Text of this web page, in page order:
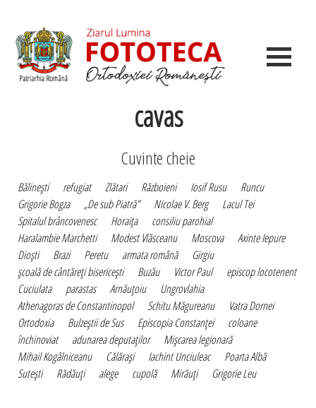
cavas
Cuvinte cheie
Bălineşti refugiat Zlătari Războieni Iosif Rusu
Runcu
Grigorie Bogza
„De sub Piatră” Nicolae V. Berg
Lacul Tei
Spitalul brâncovenesc
Horaiţa
consiliu parohial
Haralambie Marchetti
Modest Vlăsceanu Moscova
Axinte Iepure
Dioşti
Brazi Peretu armata română
Girgiu
şcoală de cântăreţi bisericeşti
Buzău Victor Paul
episcop locotenent
Cuciulata
parastas Arnăuţoiu
Ungrovlahia
Athenagoras de Constantinopol
Schitu Măgureanu
Vatra Dornei
Ortodoxia
Bulzeştii de Sus Episcopia Constanţei
coloane
închinoviat
adunarea deputaţilor
Mişcarea legionară
Mihail Kogâlniceanu
Călăraşi Iachint Unciuleac
Poarta Albă
Suteşti
Rădăuţi alege cupolă Mirăuţi Grigorie Leu